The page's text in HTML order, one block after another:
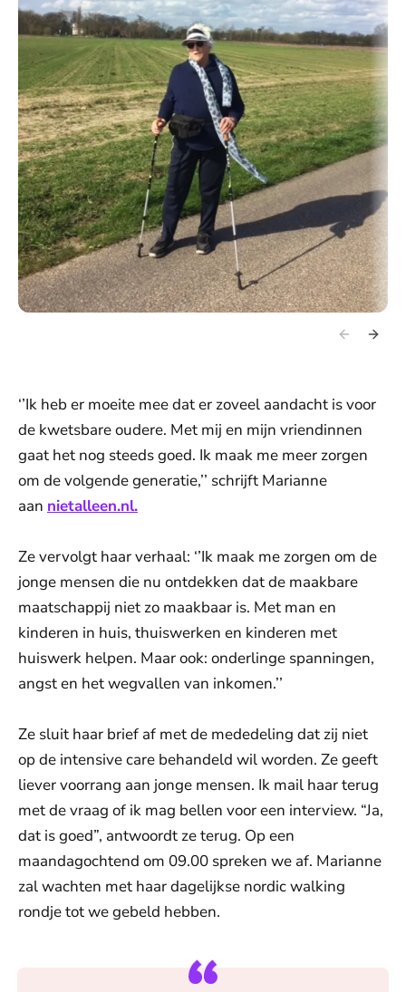
‘’Ik heb er moeite mee dat er zoveel aandacht is voor
de kwetsbare oudere. Met mij en mijn vriendinnen
gaat het nog steeds goed. Ik maak me meer zorgen
om de volgende generatie,’’ schrijft Marianne
aan nietalleen.nl.
Ze vervolgt haar verhaal: ‘’Ik maak me zorgen om de
jonge mensen die nu ontdekken dat de maakbare
maatschappij niet zo maakbaar is. Met man en
kinderen in huis, thuiswerken en kinderen met
huiswerk helpen. Maar ook: onderlinge spanningen,
angst en het wegvallen van inkomen.’’
Ze sluit haar brief af met de mededeling dat zij niet
op de intensive care behandeld wil worden. Ze geeft
liever voorrang aan jonge mensen. Ik mail haar terug
met de vraag of ik mag bellen voor een interview. “Ja,
dat is goed”, antwoordt ze terug. Op een
maandagochtend om 09.00 spreken we af. Marianne
zal wachten met haar dagelijkse nordic walking
rondje tot we gebeld hebben.